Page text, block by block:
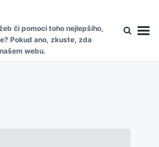
či pomoci toho nejlepšího,
Pokud ano, zkuste, zda
webu.